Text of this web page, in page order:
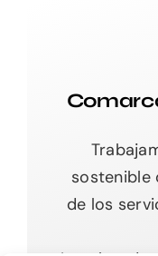
sostenible
de los